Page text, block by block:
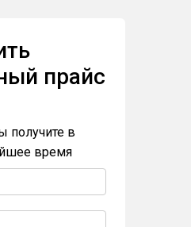
прайс
получите в
время